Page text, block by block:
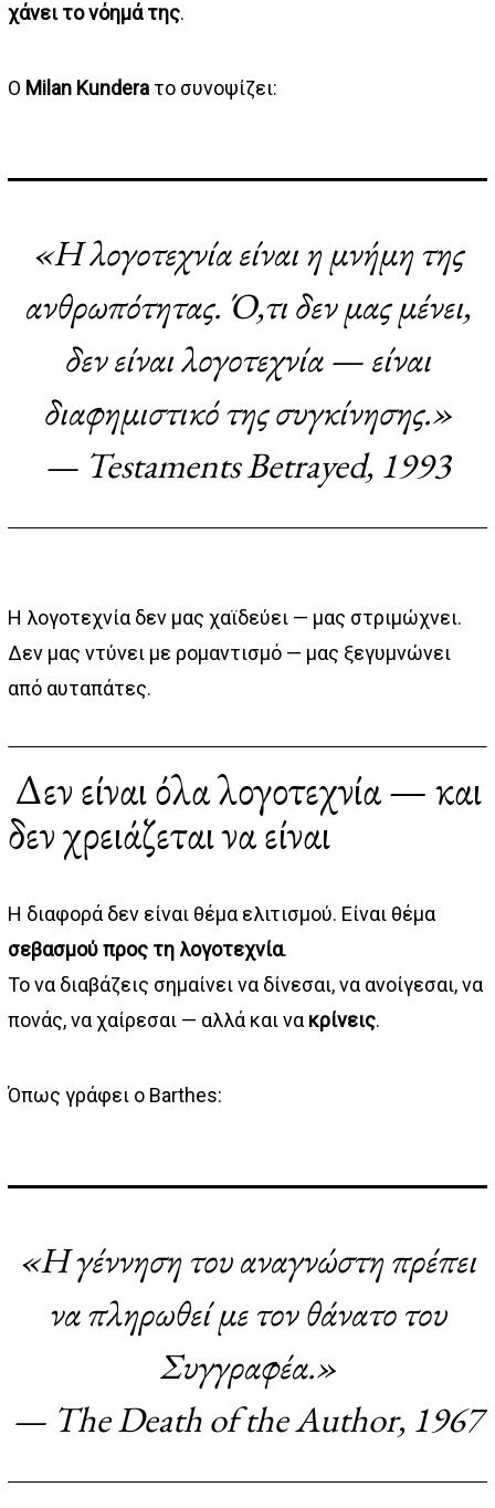
χάνει το νόημά της.
Ο Milan Kunderaτο συνοψίζει:
«Η λογοτεχνία είναι η μνήμη της
ανθρωπότητας. Ό,τι δεν μας μένει,
δεν είναι λογοτεχνία — είναι
διαφημιστικό της συγκίνησης.»
— Testaments Betrayed, 1993
Η λογοτεχνία δεν μας χαϊδεύει — μας στριμώχνει.
Δεν μας ντύνει με ρομαντισμό — μας ξεγυμνώνει
από αυταπάτες.
Δεν είναι όλα λογοτεχνία — και
δεν χρειάζεται να είναι
Η διαφορά δεν είναι θέμα ελιτισμού. Είναι θέμα
σεβασμού προς τη λογοτεχνία.
Το να διαβάζεις σημαίνει να δίνεσαι, να ανοίγεσαι, να
πονάς, να χαίρεσαι — αλλά και νακρίνεις.
Όπως γράφει ο Barthes:
«Η γέννηση του αναγνώστη πρέπει
να πληρωθεί με τον θάνατο του
Συγγραφέα.»
— The Death of the Author, 1967